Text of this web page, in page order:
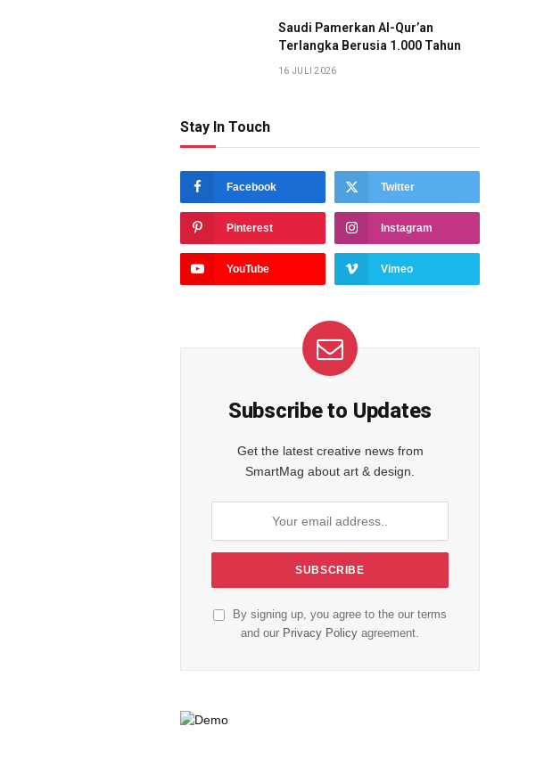
Saudi Pamerkan Al-Qur’an
Terlangka Berusia 1.000 Tahun
16 JULI 2026
Stay In Touch
Facebook Twitter
Pinterest Instagram
YouTube Vimeo
Subscribe to Updates
Get the latest creative news from
SmartMag about art & design.
By signing up, you agree to the our terms
and our Privacy Policy agreement.